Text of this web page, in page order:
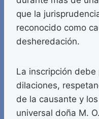
que la
reconocido como
desheredación.
La inscripción
dilaciones,
de la causante y
universal doña M.